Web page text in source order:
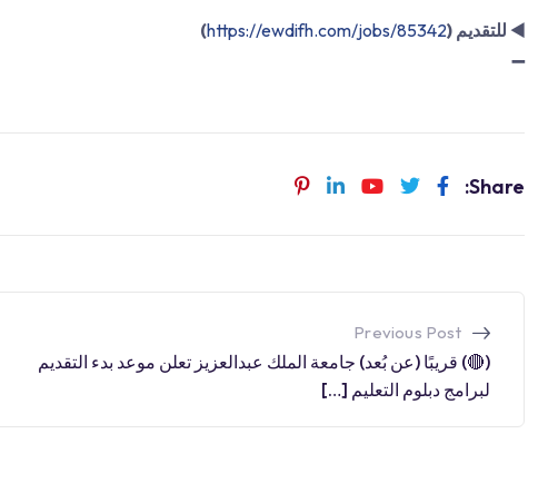
◀️ للتقديم (https://ewdifh.com/jobs/85342
)
➖
Share:
Previous Post
(🔴) قريبًا (عن بُعد) جامعة الملك عبدالعزيز تعلن موعد بدء التقديم
لبرامج دبلوم التعليم […]